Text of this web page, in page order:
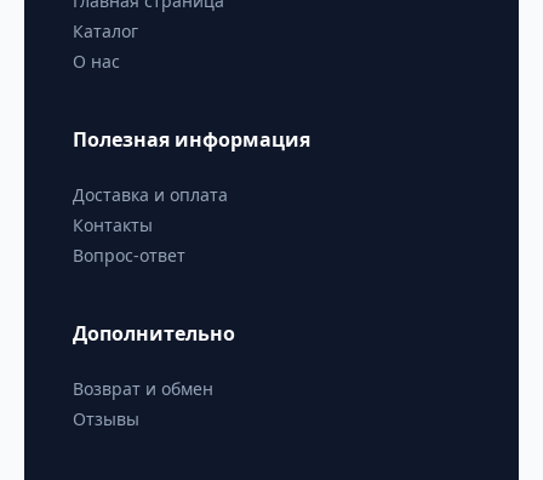
Каталог
О нас
Полезная информация
Доставка и оплата
Контакты
Вопрос-ответ
Дополнительно
Возврат и обмен
Отзывы